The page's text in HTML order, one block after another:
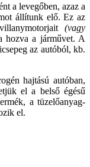
a levegőben, azaz a
állítunk elő. Ez az
(vagy
hozva a járművet. A
az autóból, kb.
hajtású autóban,
el a belső égésű
a tüzelőanyag-
el.